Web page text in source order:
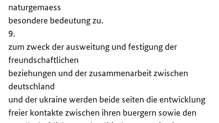
naturgemaess
besondere bedeutung zu.
9.
zum zweck der ausweitung und festigung der
freundschaftlichen
beziehungen und der zusammenarbeit zwischen
deutschland
und der ukraine werden beide seiten die entwicklung
freier kontakte zwischen ihren buergern sowie den